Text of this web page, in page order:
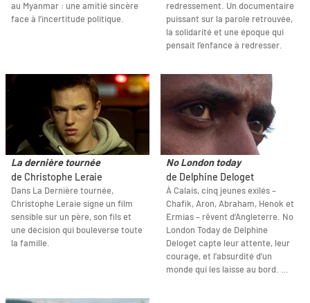
au Myanmar : une amitié sincère
face à l’incertitude politique.
redressement. Un documentaire
puissant sur la parole retrouvée,
la solidarité et une époque qui
pensait l’enfance à redresser.
La dernière tournée
de Christophe Leraie
Dans La Dernière tournée,
Christophe Leraie signe un film
sensible sur un père, son fils et
une décision qui bouleverse toute
la famille.
No London today
de Delphine Deloget
À Calais, cinq jeunes exilés –
Chafik, Aron, Abraham, Henok et
Ermias – rêvent d’Angleterre. No
London Today de Delphine
Deloget capte leur attente, leur
courage, et l’absurdité d’un
monde qui les laisse au bord. …